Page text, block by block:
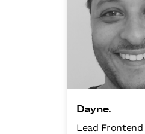
Dayne.
Lead Frontend